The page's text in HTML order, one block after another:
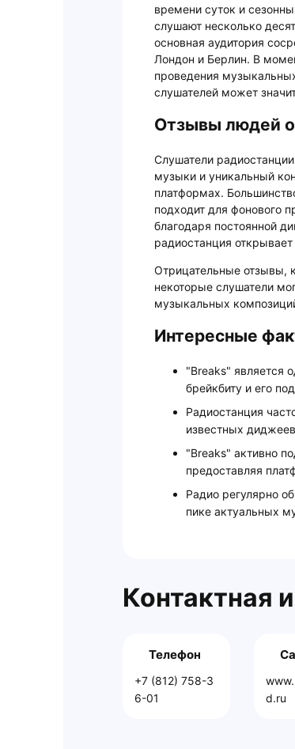
времени суток и
слушают несколько
основная аудитория
Лондон и Берлин. В
проведения
слушателей может
Отзывы людей
Слушатели
музыки и уникальный
платформах.
подходит для фонового
благодаря постоянной
радиостанция
Отрицательные отзывы,
некоторые слушатели
музыкальных
Интересные
"Breaks" является
брейкбиту и его
Радиостанция
известных
"Breaks" активно
предоставляя
Радио регулярно
пике актуальных
Контактная
Телефон
+7 (812) 758-3
6-01
d.ru